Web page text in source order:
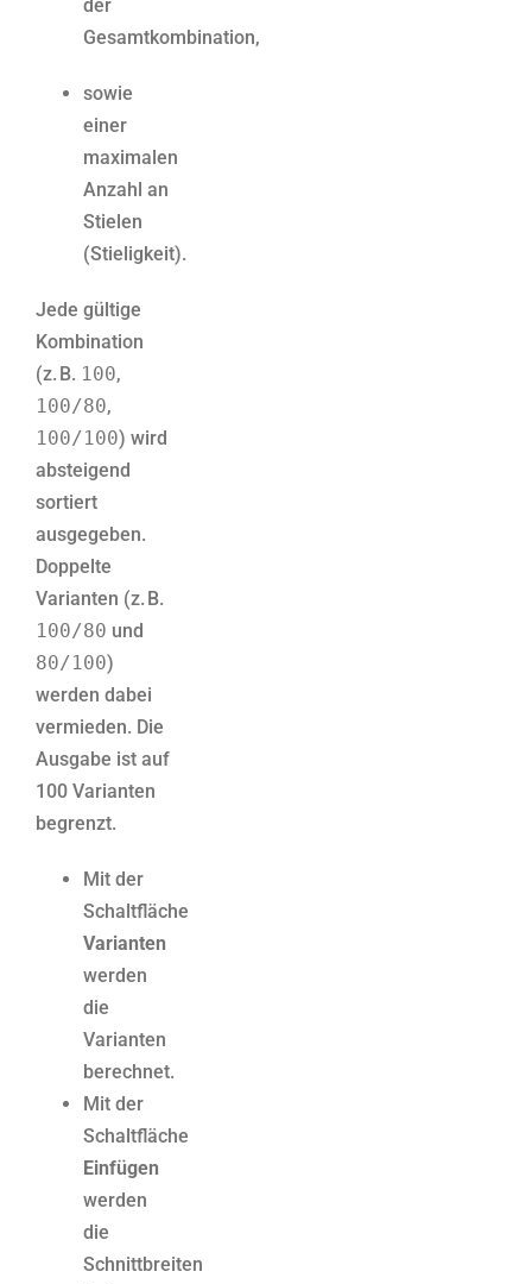
der
Gesamtkombination,
sowie
einer
maximalen
Anzahl an
Stielen
(Stieligkeit).
Jede gültige
Kombination
(z. B. 100,
100/80,
100/100) wird
absteigend
sortiert
ausgegeben.
Doppelte
Varianten (z. B.
100/80 und
80/100)
werden dabei
vermieden. Die
Ausgabe ist auf
100 Varianten
begrenzt.
Mit der
Schaltfläche
Varianten
werden
die
Varianten
berechnet.
Mit der
Schaltfläche
Einfügen
werden
die
Schnittbreiten